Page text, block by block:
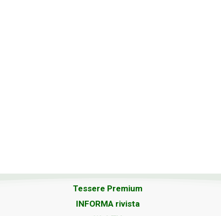
Tessere Premium
INFORMA rivista